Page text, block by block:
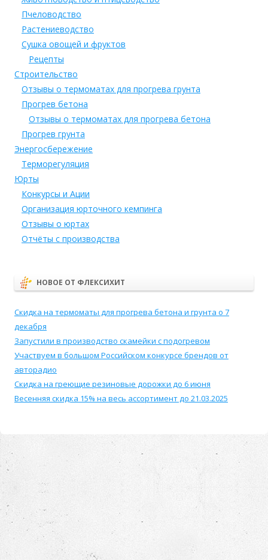
Пчеловодство
Растениеводство
Сушка овощей и фруктов
Рецепты
Строительство
Отзывы о термоматах для прогрева грунта
Прогрев бетона
Отзывы о термоматах для прогрева бетона
Прогрев грунта
Энергосбережение
Терморегуляция
Юрты
Конкурсы и Ации
Организация юрточного кемпинга
Отзывы о юртах
Отчёты с производства
НОВОЕ ОТ ФЛЕКСИХИТ
Скидка на термоматы для прогрева бетона и грунта о 7
декабря
Запустили в производство скамейки с подогревом
Участвуем в большом Российском конкурсе брендов от
авторадио
Скидка на греющие резиновые дорожки до 6 июня
Весенняя скидка 15% на весь ассортимент до 21.03.2025